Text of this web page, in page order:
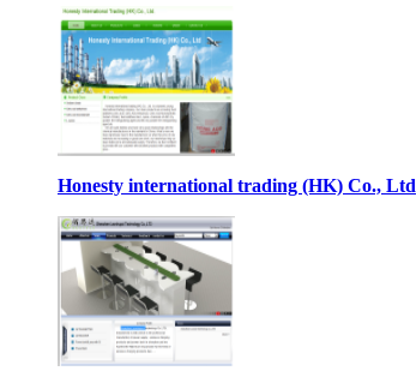
Honesty international trading (HK) Co., Ltd